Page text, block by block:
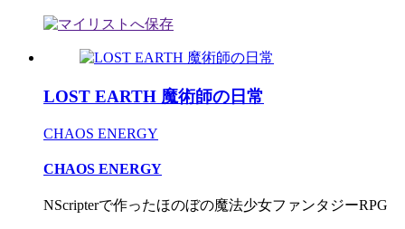
LOST EARTH 魔術師の日常
CHAOS ENERGY
CHAOS ENERGY
NScripterで作ったほのぼの魔法少女ファンタジーRPG